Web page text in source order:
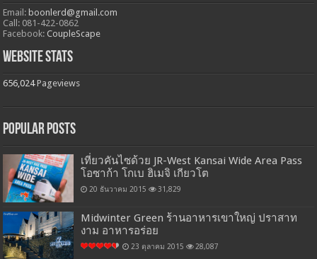
Email: boonlerd@gmail.com
Call: 081-422-0862
Facebook:CoupleScape
Website Stats
656,024 Pageviews
Popular Posts
เที่ยวคันไซด้วย JR-West Kansai Wide Area Pass
โอซาก้า โกเบ ฮิเมจิ เกียวโต
20 ธันวาคม 2015 31,829
Midwinter Green ร้านอาหารเขาใหญ่ ปราสาท
งาม อาหารอร่อย
23 ตุลาคม 2015 28,087